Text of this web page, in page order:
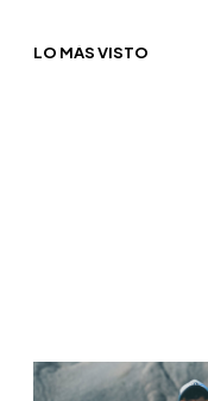
LO MÁS VISTO